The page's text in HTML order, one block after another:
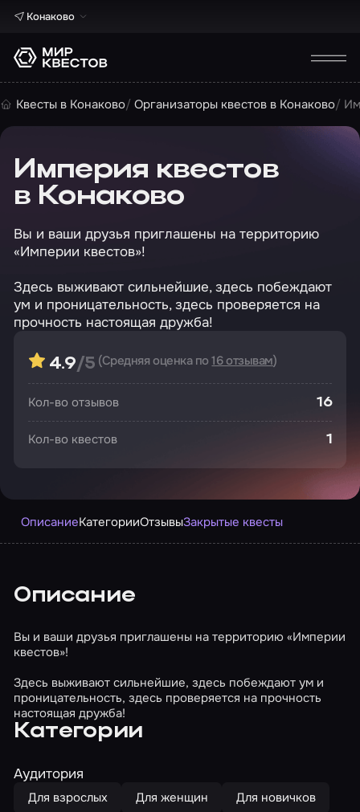
Конаково
Квесты в Конаково Организаторы квестов в Конаково
Империя квестов
в Конаково
Вы и ваши друзья приглашены на территорию
«Империи квестов»!
Здесь выживают сильнейшие, здесь побеждают
ум и проницательность, здесь проверяется на
прочность настоящая дружба!
4.9/5 (Средняя оценка по16 отзывам)
Кол-во отзывов 16
Кол-во квестов 1
ОписаниеКатегорииОтзывыЗакрытые квесты
Описание
Вы и ваши друзья приглашены на территорию «Империи
квестов»!
Здесь выживают сильнейшие, здесь побеждают ум и
проницательность, здесь проверяется на прочность
настоящая дружба!
Категории
Аудитория
Для взрослых Для женщин
Для новичков